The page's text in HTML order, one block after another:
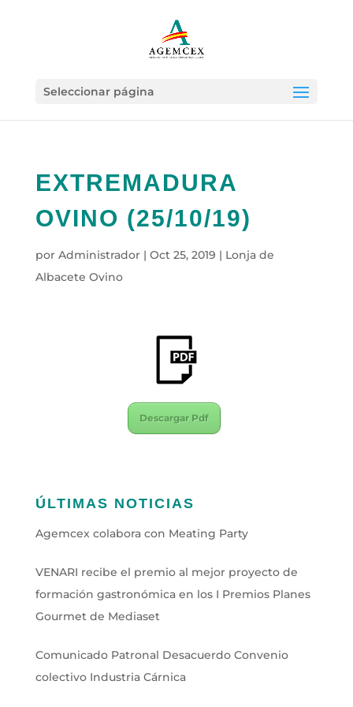
Seleccionar página
EXTREMADURA
OVINO (25/10/19)
por Administrador| Oct 25, 2019 | Lonja de
Albacete Ovino
Descargar Pdf
ÚLTIMAS NOTICIAS
Agemcex colabora con Meating Party
VENARI recibe el premio al mejor proyecto de
formación gastronómica en los I Premios Planes
Gourmet de Mediaset
Comunicado Patronal Desacuerdo Convenio
colectivo Industria Cárnica